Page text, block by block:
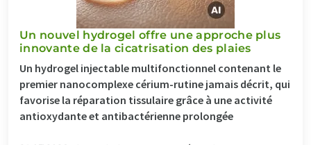
Un nouvel hydrogel offre une approche plus
innovante de la cicatrisation des plaies
Un hydrogel injectable multifonctionnel contenant le
premier nanocomplexe cérium-rutine jamais décrit, qui
favorise la réparation tissulaire grâce à une activité
antioxydante et antibactérienne prolongée